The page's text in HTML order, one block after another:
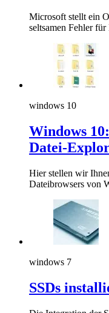
Microsoft stellt ein
seltsamen Fehler
windows 10
Windows
Datei-
Hier stellen wir
Dateibrowsers von
windows 7
SSDs